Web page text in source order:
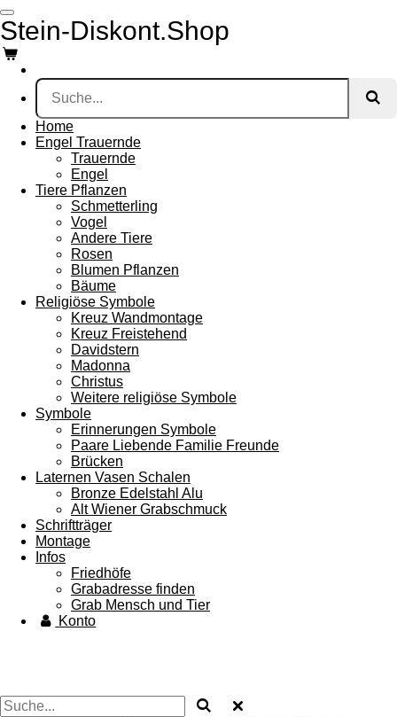
Zum
Hauptinhalt
springen
Stein-Diskont.Shop
Home
Engel Trauernde
Trauernde
Engel
Tiere Pflanzen
Schmetterling
Vogel
Andere Tiere
Rosen
Blumen Pflanzen
Bäume
Religiöse Symbole
Kreuz Wandmontage
Kreuz Freistehend
Davidstern
Madonna
Christus
Weitere religiöse Symbole
Symbole
Erinnerungen Symbole
Paare Liebende Familie Freunde
Brücken
Laternen Vasen Schalen
Bronze Edelstahl Alu
Alt Wiener Grabschmuck
Schriftträger
Montage
Infos
Friedhöfe
Grabadresse finden
Grab Mensch und Tier
Konto